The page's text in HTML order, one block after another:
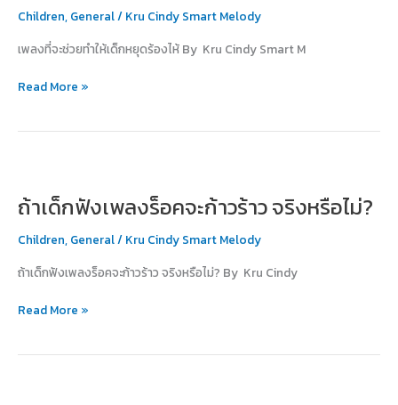
Children, General/ Kru Cindy Smart Melody
เพลงที่จะช่วยทำให้เด็กหยุดร้องไห้ By Kru Cindy Smart M
ทำให้
หยุด
ร้องไห้
Read More »
ถ้าเด็กฟังเพลงร็อคจะก้าวร้าว จริงหรือไม่?
Children, General/ Kru Cindy Smart Melody
ถ้าเด็กฟังเพลงร็อคจะก้าวร้าว จริงหรือไม่? By Kru Cindy
ฟัง
ลง
ร็อค
จะ
ก้าวร้าว
ไม่?
Read More »